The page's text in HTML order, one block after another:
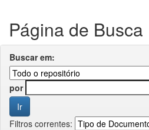
Página de Busca
Buscar em:
por
Filtros correntes: